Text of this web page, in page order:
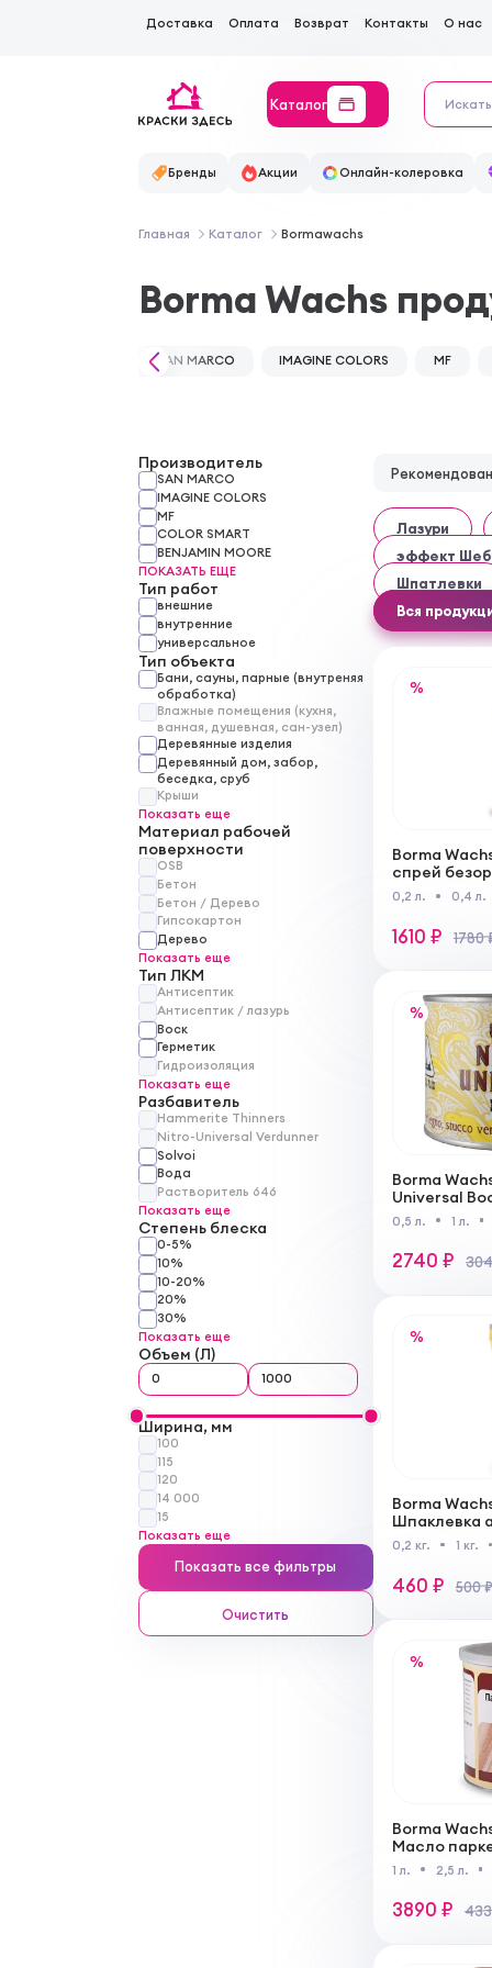
Доставка Оплата Возврат Контакты О нас
Каталог
Бренды Акции Онлайн-колеровка
Главная Каталог Bormawachs
Borma Wachs
Производитель
SAN MARCO
IMAGINE COLORS
MF
COLOR SMART
BENJAMIN MOORE
ПОКАЗАТЬ ЕЩЕ
Тип работ
внешние
внутренние
универсальное
Тип объекта
Бани, сауны, парные (внутреняя
обработка)
Влажные помещения (кухня,
ванная, душевная, сан-узел)
Деревянные изделия
Деревянный дом, забор,
беседка, сруб
Крыши
Показать еще
Материал рабочей
поверхности
OSB
Бетон
Бетон / Дерево
Гипсокартон
Дерево
Показать еще
Тип ЛКМ
Антисептик
Антисептик / лазурь
Воск
Герметик
Гидроизоляция
Показать еще
Разбавитель
Hammerite Thinners
Nitro-Universal Verdunner
Solvoi
Вода
Растворитель 646
Показать еще
Степень блеска
0-5%
10%
10-20%
20%
30%
Показать еще
Объем (Л)
Ширина, мм
100
115
120
14 000
15
Показать еще
Показать все фильтры
Очистить
Лазури
эффект
Шпатлевки
Вся
%
Borma
спрей
основе для
степени
0,2 л. 0,4 л.
1610 ₽ 1780
%
Borma
Universal
для
штукатурки,
мрамора
0,5 л. 1 л.
2740 ₽
%
Borma
Шпаклевка
водной
0,2 кг. 1 кг.
460 ₽ 500 ₽
%
Borma
Масло
работ
1 л. 2,5 л.
3890 ₽
SAN MARCO IMAGINE COLORS MF